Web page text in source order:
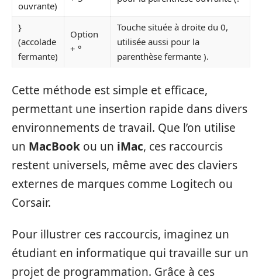
ouvrante)
}
(accolade
fermante)
Option
+ °
Touche située à droite du 0,
utilisée aussi pour la
parenthèse fermante ).
Cette méthode est simple et efficace,
permettant une insertion rapide dans divers
environnements de travail. Que l’on utilise
un MacBook ou un iMac, ces raccourcis
restent universels, même avec des claviers
externes de marques comme Logitech ou
Corsair.
Pour illustrer ces raccourcis, imaginez un
étudiant en informatique qui travaille sur un
projet de programmation. Grâce à ces